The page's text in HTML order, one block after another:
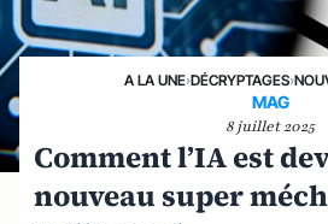
A LA UNE›DÉCRYPTAGES›
MAG
8 juillet 2025
Comment l’IA est
nouveau super